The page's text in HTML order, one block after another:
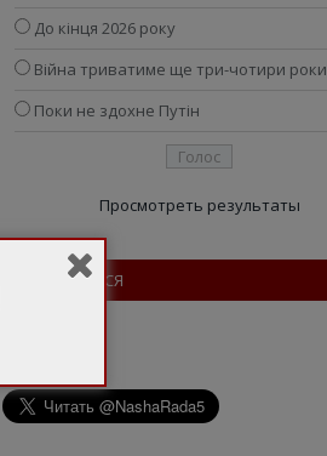
До кінця 2026 року
Війна триватиме ще три-чотири роки
Поки не здохне Путін
Просмотреть результаты
ПІДПИШІТЬСЯ